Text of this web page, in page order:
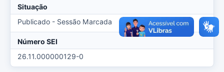
Situação
Publicado - Sessão Marcada
Número SEI
26.11.000000129-0